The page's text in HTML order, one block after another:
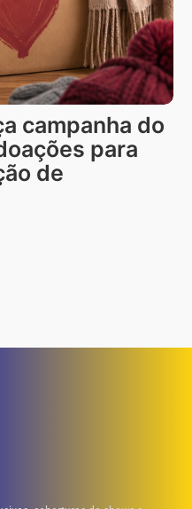
campanha do
para
de